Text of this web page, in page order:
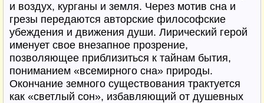
и воздух, курганы и земля. Через мотив сна и
грезы передаются авторские философские
убеждения и движения души. Лирический герой
именует свое внезапное прозрение,
позволяющее приблизиться к тайнам бытия,
пониманием «всемирного сна» природы.
Окончание земного существования трактуется
как «светлый сон», избавляющий от душевных